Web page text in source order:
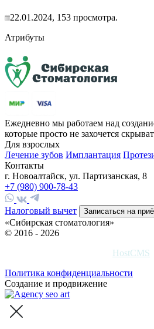
22.01.2024, 153 просмотра.
Атрибуты
Ежедневно мы работаем над
которые просто не захочется
Для взрослых
Лечение зубов Имплантация
Контакты
г. Новоалтайск, ул. Партизанская, 8
+7 (980) 900-78-43
Налоговый вычет Записаться на
«Сибирская стоматология»
© 2016 - 2026
HostCMS
Политика конфиденциальности
Создание и продвижение